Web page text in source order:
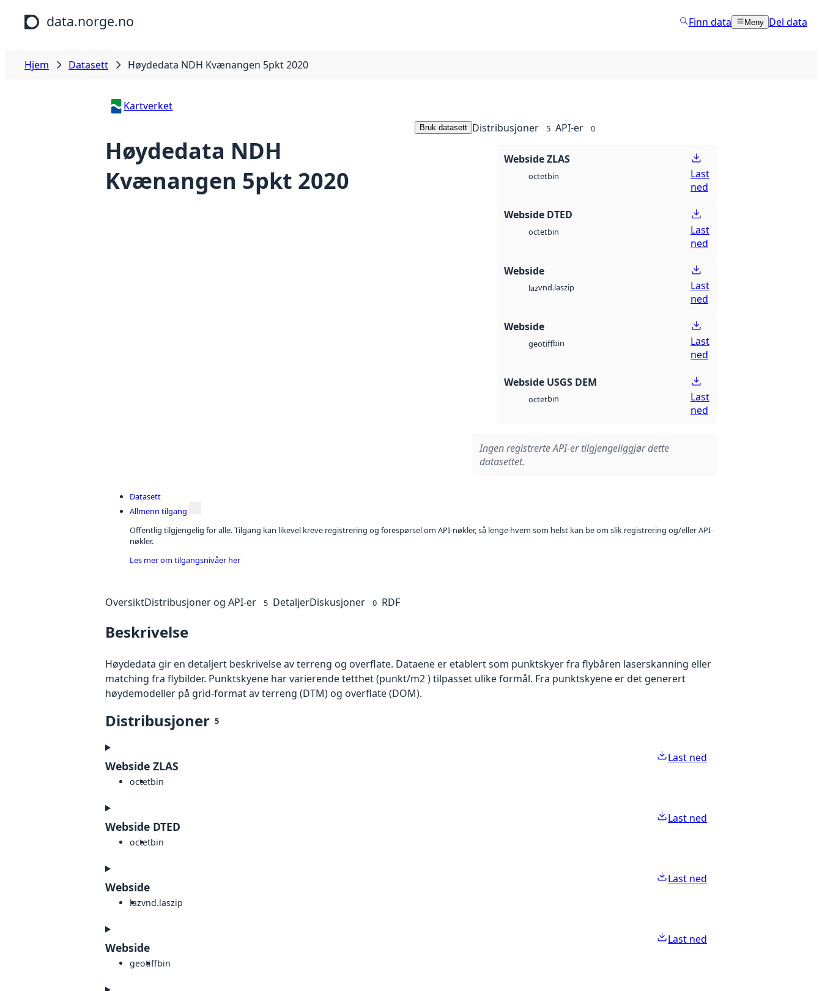
Hopp til hovedinnhold
data.norge.no Finn data Meny Del data
Hjem Datasett Høydedata NDH Kvænangen 5pkt 2020
Kartverket
Høydedata NDH
Kvænangen 5pkt 2020
Bruk datasett Distribusjoner 5 API-er 0
Webside ZLAS
octetbin
Last
ned
Webside DTED
octetbin
Last
ned
Webside
lazvnd.laszip
Last
ned
Webside
geotiffbin
Last
ned
Webside USGS DEM
octetbin
Last
ned
Ingen registrerte API-er tilgjengeliggjør dette
datasettet.
Datasett
Allmenn tilgang
Offentlig tilgjengelig for alle. Tilgang kan likevel kreve registrering og forespørsel om API-nøkler, så lenge hvem som helst kan be om slik registrering og/eller API-
nøkler.
Les mer om tilgangsnivåer her
OversiktDistribusjoner og API-er 5 DetaljerDiskusjoner 0 RDF
Beskrivelse
Høydedata gir en detaljert beskrivelse av terreng og overflate. Dataene er etablert som punktskyer fra flybåren laserskanning eller
matching fra flybilder. Punktskyene har varierende tetthet (punkt/m2 ) tilpasset ulike formål. Fra punktskyene er det generert
høydemodeller på grid-format av terreng (DTM) og overflate (DOM).
Distribusjoner 5
Webside ZLAS
octetbin
Last ned
Webside DTED
octetbin
Last ned
Webside
lazvnd.laszip
Last ned
Webside
geotiffbin
Last ned